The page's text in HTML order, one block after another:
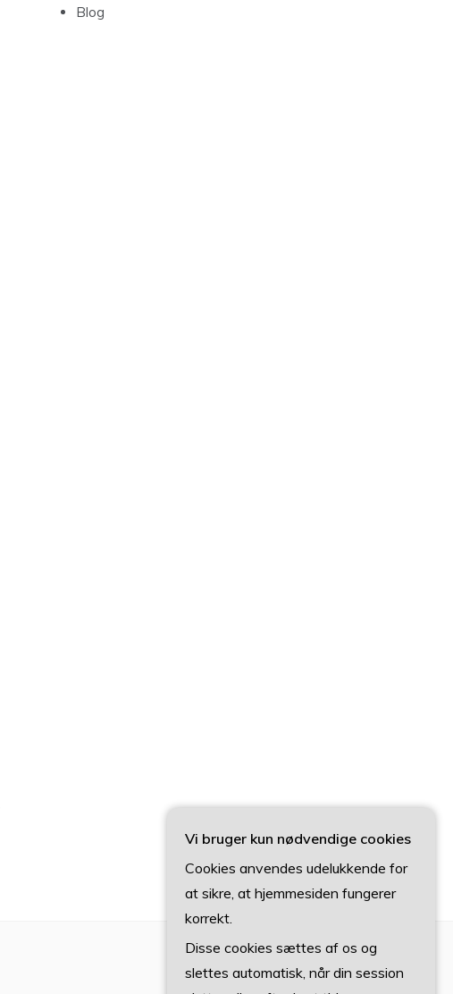
Blog
Vi bruger kun nødvendige cookies
Cookies anvendes udelukkende for
at sikre, at hjemmesiden fungerer
korrekt.
Disse cookies sættes af os og
slettes automatisk, når din session